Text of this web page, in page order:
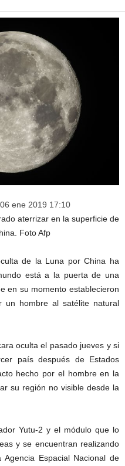
ene 2019 17:10
aterrizar en la superficie de
Foto Afp
de la Luna por China ha
está a la puerta de una
en su momento establecieron
un hombre al satélite natural
oculta el pasado jueves y si
país después de Estados
hecho por el hombre en la
su región no visible desde la
Yutu-2 y el módulo que lo
y se encuentran realizando
Espacial Nacional de